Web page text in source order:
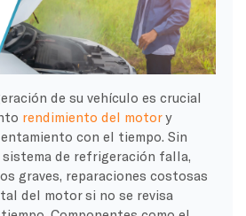
de su vehículo es crucial
rendimiento del motory
con el tiempo. Sin
de refrigeración falla,
graves, reparaciones costosas
del motor si no se revisa